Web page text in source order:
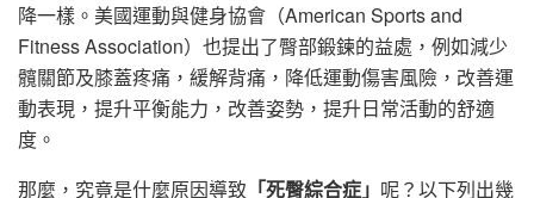
降一樣。美國運動與健身協會（American Sports and
Fitness Association）也提出了臀部鍛鍊的益處，例如減少
髖關節及膝蓋疼痛，緩解背痛，降低運動傷害風險，改善運
動表現，提升平衡能力，改善姿勢，提升日常活動的舒適
度。
那麼，究竟是什麼原因導致 「死臀綜合症」 呢？以下列出幾